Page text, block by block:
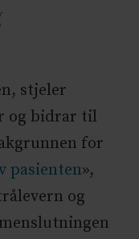
stjeler
og bidrar til
for
pasienten»,
og